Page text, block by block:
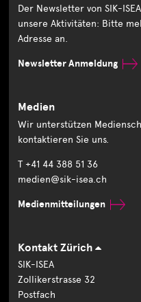
Der Newsletter von SIK-
unsere Aktivitäten: Bitte
Adresse an.
Newsletter Anmeldung
Medien
Wir unterstützen
kontaktieren Sie uns.
T +41 44 388 51 36
medien@sik-isea.ch
Medienmitteilungen
Kontakt Zürich
SIK-ISEA
Zollikerstrasse 32
Postfach